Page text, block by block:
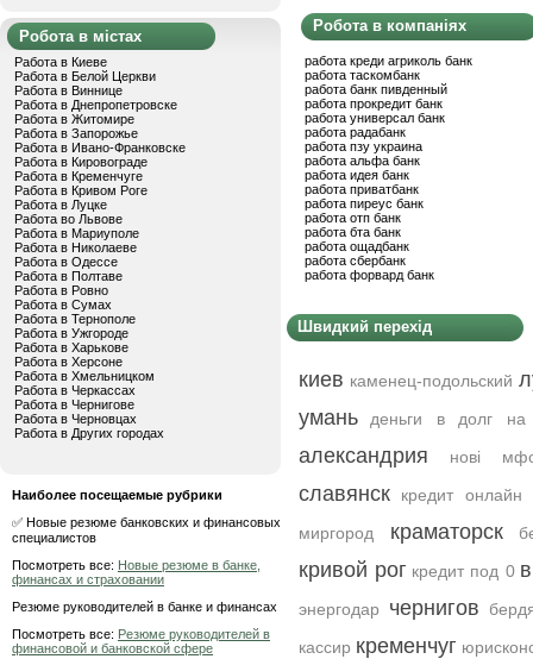
Робота в містах
Работа в Киеве
Работа в Белой Церкви
Работа в Виннице
Работа в Днепропетровске
Работа в Житомире
Работа в Запорожье
Работа в Ивано-Франковске
Работа в Кировограде
Работа в Кременчуге
Работа в Кривом Роге
Работа в Луцке
Работа во Львове
Работа в Мариуполе
Работа в Николаеве
Работа в Одессе
Работа в Полтаве
Работа в Ровно
Работа в Сумах
Работа в Тернополе
Работа в Ужгороде
Работа в Харькове
Работа в Херсоне
Работа в Хмельницком
Работа в Черкассах
Работа в Чернигове
Работа в Черновцах
Работа в Других городах
Наиболее посещаемые рубрики
✅ Новые резюме банковских и финансовых
специалистов
Посмотреть все: Новые резюме в банке,
финансах и страховании
Резюме руководителей в банке и финансах
Посмотреть все: Резюме руководителей в
финансовой и банковской сфере
Робота в компаніях
работа креди агриколь банк
работа таскомбанк
работа банк пивденный
работа прокредит банк
работа универсал банк
работа радабанк
работа пзу украина
работа альфа банк
работа идея банк
работа приватбанк
работа пиреус банк
работа отп банк
работа бта банк
работа ощадбанк
работа сбербанк
работа форвард банк
Швидкий перехід
киев каменец-подольский
умань
деньги в долг на
александрия нові
славянск
кредит онлайн
миргород
краматорск
кривой рог кредит под 0
энергодар чернигов
кассир кременчуг